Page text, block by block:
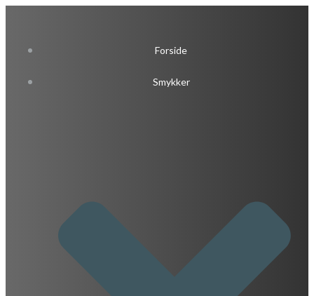
indhold
Forside
Smykker